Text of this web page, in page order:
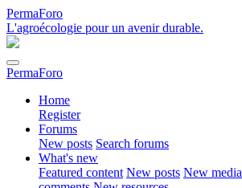
PermaForo
L'agroécologie pour un avenir durable.
PermaForo
Home
Register
Forums
New posts Search forums
What's new
Featured content New posts New media